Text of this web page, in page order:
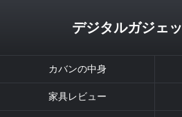
デジタルガジェ
カバンの中身
家具レビュー